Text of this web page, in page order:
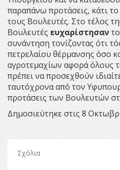
παραπάνω προτάσεις, κάτι
τους Βουλευτές. Στο τέλος
Βουλευτέςευχαρίστησαν
συνάντηση τονίζοντας ότι
πετρελαίου θέρμανσης όσο
αγροτεμαχίων αφορά όλους
πρέπει να προσεχθούν
ταυτόχρονα από τον
προτάσεις των Βουλευτών
Δημοσιεύτηκε στις 8
Σχόλια